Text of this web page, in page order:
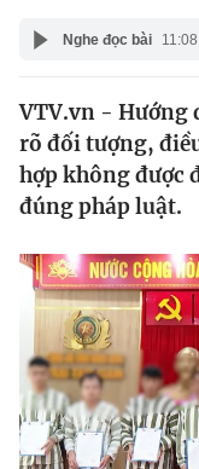
Xã hội
Pháp luật
Y tế
Tin tức
Thế giới đó đây
Câu chuyện quốc
Kinh tế
Tài chính
Thị trường
Góc doanh nghiệp
Dữ liệu và đời
Truyền hình
Y tế
Công nghệ
Giáo dục
Nghe đọc bài 11:08
VTV.vn - Hướng
rõ đối tượng,
hợp không được
đúng pháp luật.